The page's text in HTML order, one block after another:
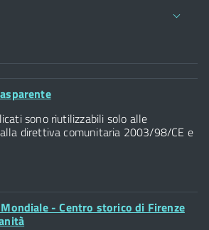
- 50122, Firenze
Certificata
sono riutilizzabili solo alle
direttiva comunitaria 2003/98/CE e
- Centro storico di Firenze